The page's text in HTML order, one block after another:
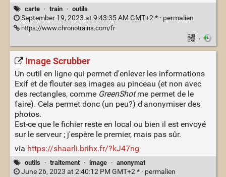
carte · train · outils
September 19, 2023 at 9:43:35 AM GMT+2 * · permalien
https://www.chronotrains.com/fr
·
Image Scrubber
Un outil en ligne qui permet d'enlever les informations
Exif et de flouter ses images au pinceau (et non avec
des rectangles, comme GreenShotme permet de le
faire). Cela permet donc (un peu?) d'anonymiser des
photos.
Est-ce que le fichier reste en local ou bien il est envoyé
sur le serveur ; j'espère le premier, mais pas sûr.
via https://shaarli.brihx.fr/?kJ47ng
outils · traitement · image · anonymat
June 26, 2023 at 2:40:12 PM GMT+2 * · permalien